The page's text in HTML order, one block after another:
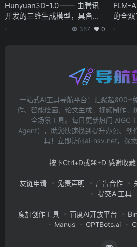
Hunyuan3D-1.0 —— 由腾讯
开发的三维生成模型，具备文
字转三维及图像转三维的功
357 0
FLM-
的全
一站式AI工具导航平台！汇聚超800+
作、智能绘画、论文生成、视频制作、
全场景工具。每日更新热门 AIGC
Agent），助您快速找到提升办公、创
具！立即访问ai-nav.net，探索
按下Ctrl+D或⌘+D 感谢收
友链申请 免责声明 广告合作
提交AI工具
度加创作工具 百度AI开放平台
Manus
GPTBots.ai